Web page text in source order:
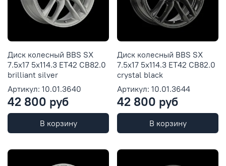
Диск колесный BBS SX
7.5x17 5x114.3 ET42 CB82.0
brilliant silver
Артикул: 10.01.3640
42 800 руб
В корзину
Диск колесный BBS SX
7.5x17 5x114.3 ET42 CB82.0
crystal black
Артикул: 10.01.3644
42 800 руб
В корзину